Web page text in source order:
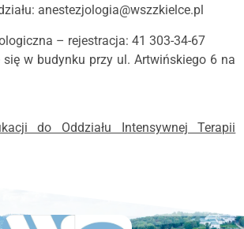
anestezjologia@wszzkielce.pl
– rejestracja: 41 303-34-67
w budynku przy ul. Artwińskiego 6 na
do Oddziału Intensywnej Terapii